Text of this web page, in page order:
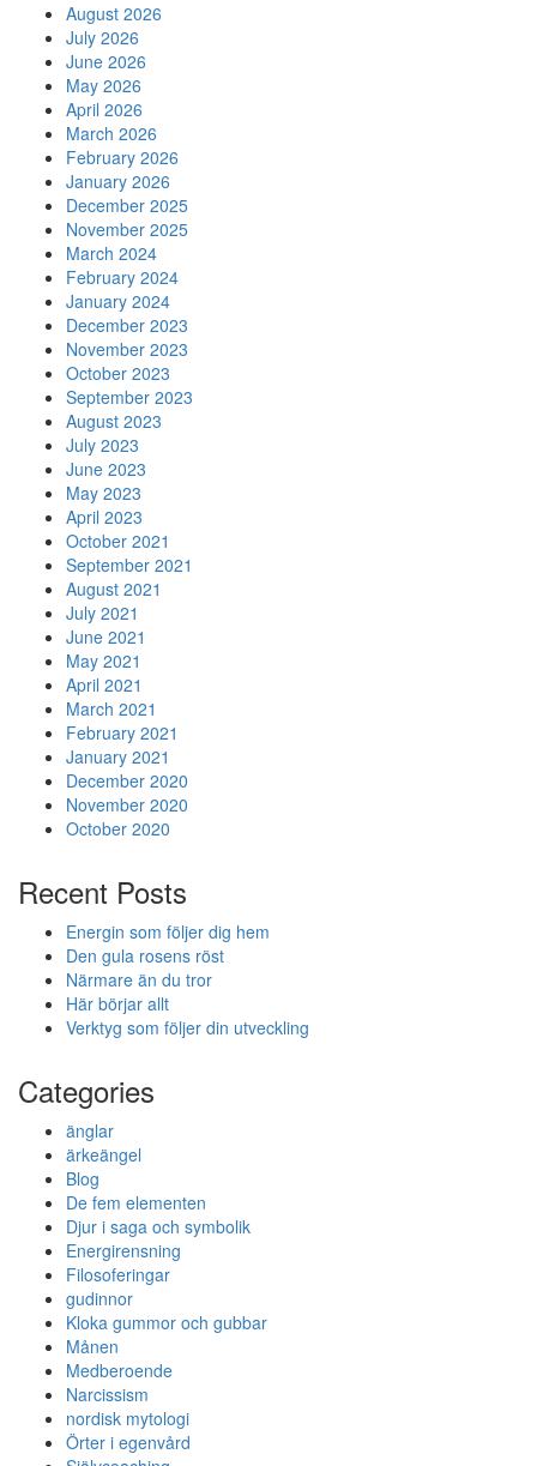
August 2026
July 2026
June 2026
May 2026
April 2026
March 2026
February 2026
January 2026
December 2025
November 2025
March 2024
February 2024
January 2024
December 2023
November 2023
October 2023
September 2023
August 2023
July 2023
June 2023
May 2023
April 2023
October 2021
September 2021
August 2021
July 2021
June 2021
May 2021
April 2021
March 2021
February 2021
January 2021
December 2020
November 2020
October 2020
Recent Posts
Energin som följer dig hem
Den gula rosens röst
Närmare än du tror
Här börjar allt
Verktyg som följer din utveckling
Categories
änglar
ärkeängel
Blog
De fem elementen
Djur i saga och symbolik
Energirensning
Filosoferingar
gudinnor
Kloka gummor och gubbar
Månen
Medberoende
Narcissism
nordisk mytologi
Örter i egenvård